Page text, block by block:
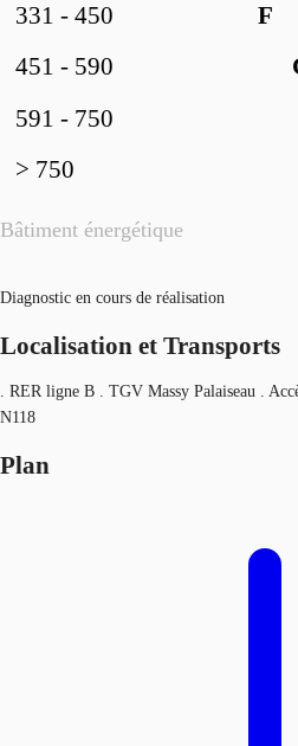
Bâtiment énergétique
F
331 - 450
451 - 590
591 - 750
> 750
Diagnostic en cours de réalisation
Localisation et Transports
. RER ligne B . TGV Massy Palaiseau .
N118
Plan